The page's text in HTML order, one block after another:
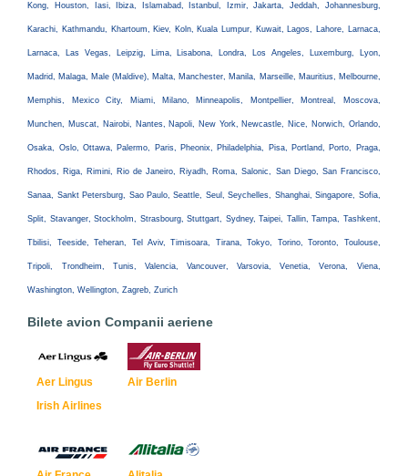
Kong, Houston, Iasi, Ibiza, Islamabad, Istanbul, Izmir, Jakarta, Jeddah, Johannesburg,
Karachi, Kathmandu, Khartoum, Kiev, Koln, Kuala Lumpur, Kuwait, Lagos, Lahore, Larnaca,
Larnaca, Las Vegas, Leipzig, Lima, Lisabona, Londra, Los Angeles, Luxemburg, Lyon,
Madrid, Malaga, Male (Maldive), Malta, Manchester, Manila, Marseille, Mauritius, Melbourne,
Memphis, Mexico City, Miami, Milano, Minneapolis, Montpellier, Montreal, Moscova,
Munchen, Muscat, Nairobi, Nantes, Napoli, New York, Newcastle, Nice, Norwich, Orlando,
Osaka, Oslo, Ottawa, Palermo, Paris, Pheonix, Philadelphia, Pisa, Portland, Porto, Praga,
Rhodos, Riga, Rimini, Rio de Janeiro, Riyadh, Roma, Salonic, San Diego, San Francisco,
Sanaa, Sankt Petersburg, Sao Paulo, Seattle, Seul, Seychelles, Shanghai, Singapore, Sofia,
Split, Stavanger, Stockholm, Strasbourg, Stuttgart, Sydney, Taipei, Tallin, Tampa, Tashkent,
Tbilisi, Teeside, Teheran, Tel Aviv, Timisoara, Tirana, Tokyo, Torino, Toronto, Toulouse,
Tripoli, Trondheim, Tunis, Valencia, Vancouver, Varsovia, Venetia, Verona, Viena,
Washington, Wellington, Zagreb, Zurich
Bilete avion Companii aeriene
Aer Lingus
Irish Airlines
Air Berlin